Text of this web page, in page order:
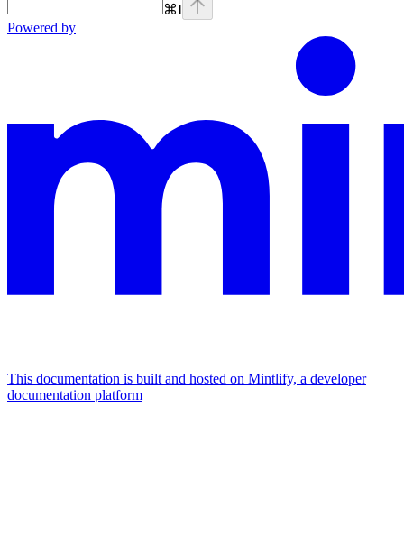
⌘I
Powered by
This documentation is built and hosted on Mintlify, a developer
documentation platform